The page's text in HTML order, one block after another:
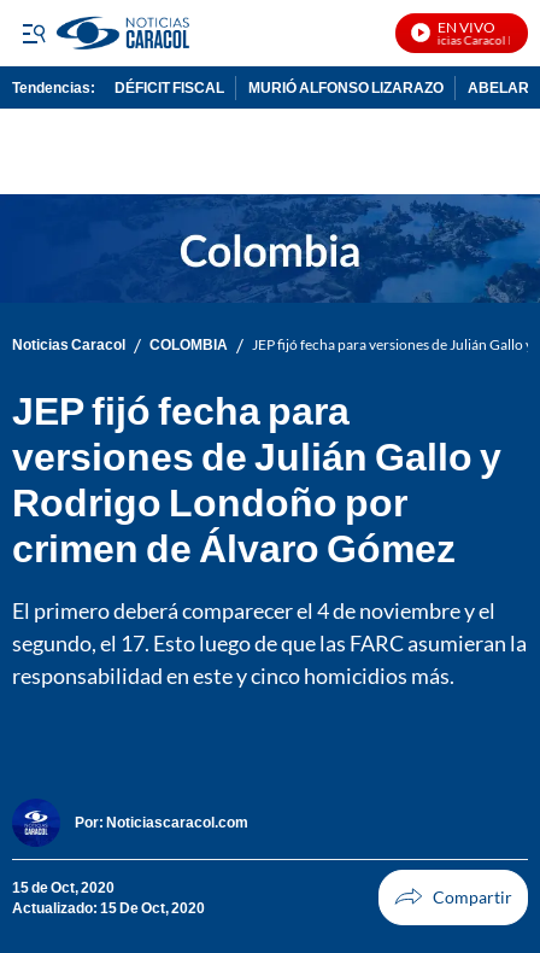
EN VIVO
Noticias Caracol En
Tendencias: DÉFICIT FISCAL MURIÓ ALFONSO LIZARAZO
Noticias Caracol / COLOMBIA / JEP fijó fecha para versiones de Julián Gallo
JEP fijó fecha para
versiones de Julián Gallo y
Rodrigo Londoño por
crimen de Álvaro Gómez
El primero deberá comparecer el 4 de noviembre y el
segundo, el 17. Esto luego de que las FARC asumieran la
responsabilidad en este y cinco homicidios más.
Por: Noticiascaracol.com
15 de Oct, 2020
Actualizado: 15 De Oct, 2020